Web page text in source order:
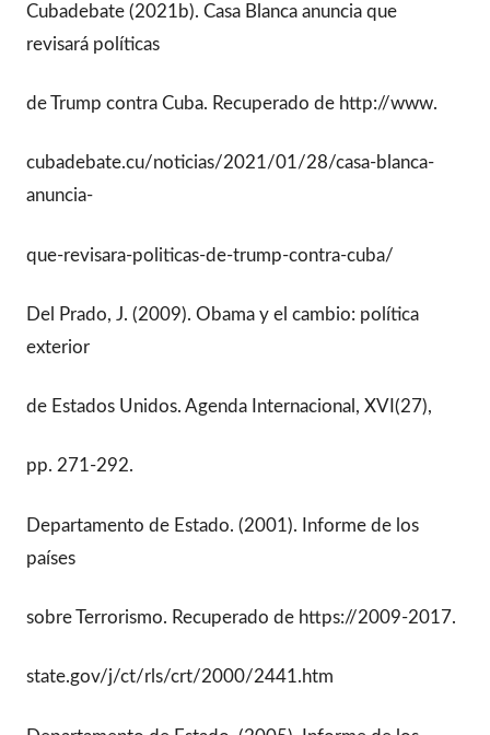
Cubadebate (2021b). Casa Blanca anuncia que
revisará políticas
de Trump contra Cuba. Recuperado de http://www.
cubadebate.cu/noticias/2021/01/28/casa-blanca-
anuncia-
que-revisara-politicas-de-trump-contra-cuba/
Del Prado, J. (2009). Obama y el cambio: política
exterior
de Estados Unidos. Agenda Internacional, XVI(27),
pp. 271-292.
Departamento de Estado. (2001). Informe de los
países
sobre Terrorismo. Recuperado de https://2009-2017.
state.gov/j/ct/rls/crt/2000/2441.htm